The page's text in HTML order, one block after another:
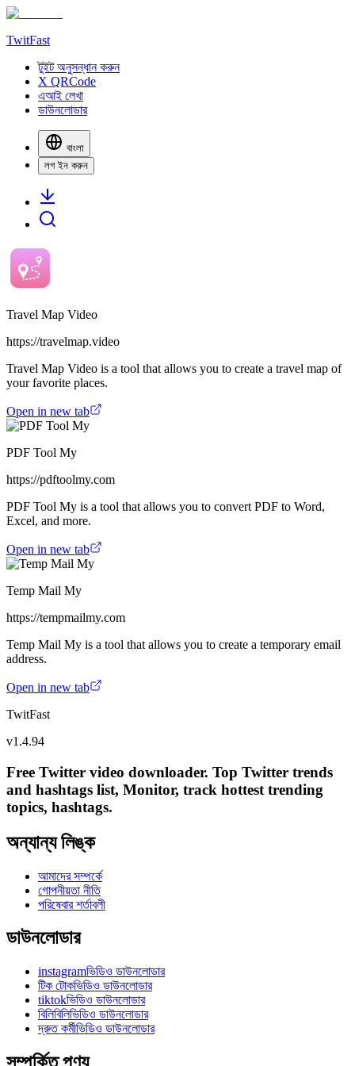
TwitFast
টুইট অনুসন্ধান করুন
X QRCode
এআই লেখা
ডাউনলোডার
বাংলা
লগ ইন করুন
Travel Map Video
https://travelmap.video
Travel Map Video is a tool that allows you to create a travel map of
your favorite places.
Open in new tab
PDF Tool My
https://pdftoolmy.com
PDF Tool My is a tool that allows you to convert PDF to Word,
Excel, and more.
Open in new tab
Temp Mail My
https://tempmailmy.com
Temp Mail My is a tool that allows you to create a temporary email
address.
Open in new tab
TwitFast
v1.4.94
Free Twitter video downloader. Top Twitter trends
and hashtags list, Monitor, track hottest trending
topics, hashtags.
অন্যান্য লিঙ্ক
আমাদের সম্পর্কে
গোপনীয়তা নীতি
পরিষেবার শর্তাবলী
ডাউনলোডার
instagramভিডিও ডাউনলোডার
টিক টোকভিডিও ডাউনলোডার
tiktokভিডিও ডাউনলোডার
বিলিবিলিভিডিও ডাউনলোডার
দ্রুত কর্মীভিডিও ডাউনলোডার